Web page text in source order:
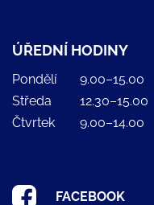
ÚŘEDNÍ HODINY
Pondělí
9.00–15.00
Středa
12.30–15.00
Čtvrtek
9.00–14.00
FACEBOOK